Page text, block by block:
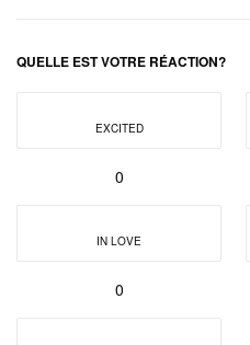
QUELLE EST VOTRE RÉACTION?
EXCITED
0
IN LOVE
0